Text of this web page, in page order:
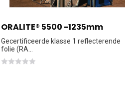
ORALITE® 5500 -1235mm
Gecertificeerde klasse 1 reflecterende
folie (RA...